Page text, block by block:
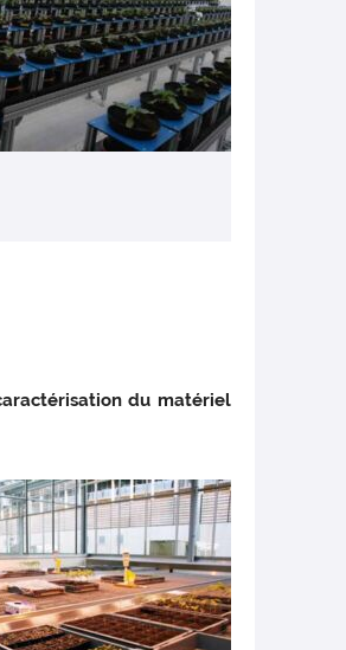
du matériel